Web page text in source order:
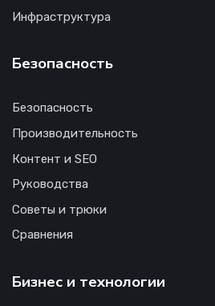
Инфраструктура
Безопасность
Безопасность
Производительность
Контент и SEO
Руководства
Советы и трюки
Сравнения
Бизнес и технологии